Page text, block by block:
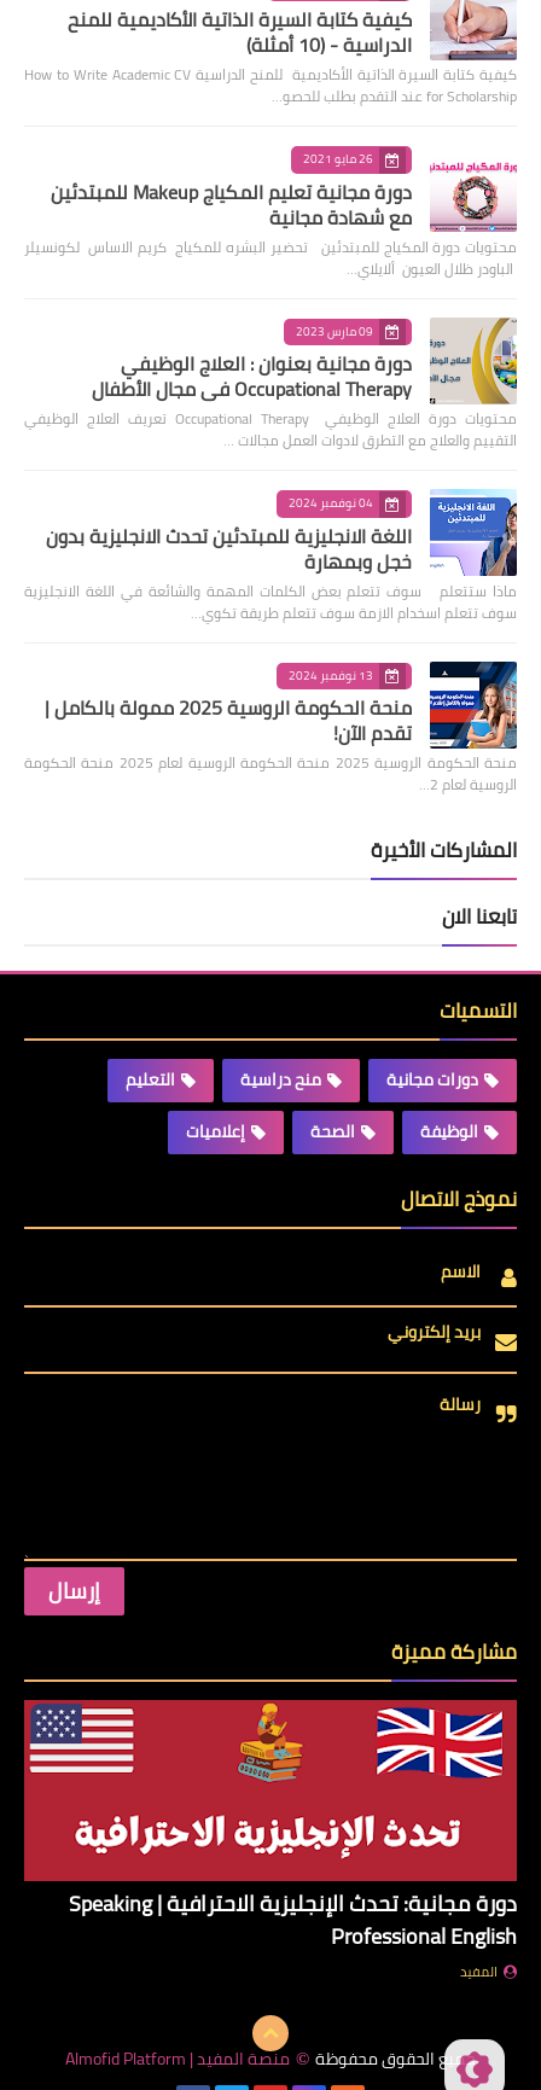
كيفية كتابة السيرة الذاتية الأكاديمية للمنح
الدراسية - (10 أمثلة)
كيفية كتابة السيرة الذاتية الأكاديمية للمنح الدراسية How to Write Academic CV
for Scholarship عند التقدم بطلب للحصو…
26 مايو 2021
دورة مجانية تعليم المكياج Makeup للمبتدئين
مع شهادة مجانية
محتويات دورة المكياج للمبتدئين تحضير البشره للمكياج كريم الاساس لكونسيلر
الباودر ظلال العيون ألايلاي…
09 مارس 2023
دورة مجانية بعنوان : العلاج الوظيفي
Occupational Therapy في مجال الأطفال
محتويات دورة العلاج الوظيفي Occupational Therapy تعريف العلاج الوظيفي
التقييم والعلاج مع التطرق لادوات العمل مجالات …
04 نوفمبر 2024
اللغة الانجليزية للمبتدئين تحدث الانجليزية بدون
خجل وبمهارة
ماذا ستتعلم سوف تتعلم بعض الكلمات المهمة والشائعة في اللغة الانجليزية
سوف تتعلم اسخدام الازمة سوف تتعلم طريقة تكوي…
13 نوفمبر 2024
منحة الحكومة الروسية 2025 ممولة بالكامل |
تقدم الآن!
منحة الحكومة الروسية 2025 منحة الحكومة الروسية لعام 2025 منحة الحكومة
الروسية لعام 2…
المشاركات الأخيرة
تابعنا الان
التسميات
دورات مجانية منح دراسية
التعليم
الوظيفة
الصحة إعلاميات
نموذج الاتصال
الاسم
بريد إلكتروني
رسالة
مشاركة مميزة
دورة مجانية: تحدث الإنجليزية الاحترافية | Speaking
Professional English
المفيد
جميع الحقوق محفوظة © منصة المفيد | Almofid Platform